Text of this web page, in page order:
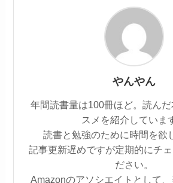
やんやん
年間読書量は100冊ほど。読ん
スメを紹介していま
読書と勉強のために時間を欲
記事更新遅めですが定期的にチ
ださい。
Amazonのアソシエイトとして